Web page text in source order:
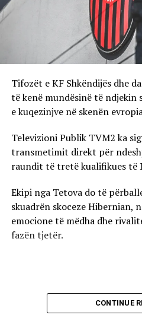
Tifozët e KF Shkëndijës dhe
të kenë mundësinë të ndjekin
e kuqezinjve në skenën
Televizioni Publik TVM2 ka
transmetimit direkt për
raundit të tretë kualifikues të
Ekipi nga Tetova do të
skuadrën skoceze Hibernian,
emocione të mëdha dhe
fazën tjetër.
CONTINUE